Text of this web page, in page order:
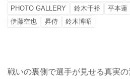
PHOTO GALLERY
鈴木千裕 平本蓮
伊藤空也
昇侍 鈴木博昭
戦いの裏側で選手が見せる真実